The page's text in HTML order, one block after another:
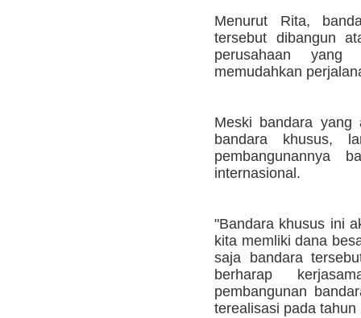
Menurut Rita,
tersebut dibangun
perusahaan
memudahkan
Meski bandara yang
bandara khusus,
pembangunannya
internasional.
"Bandara khusus ini
kita memliki dana
saja bandara
berharap
pembangunan
terealisasi pada